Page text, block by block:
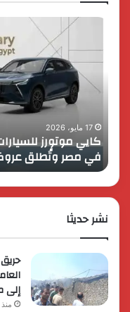
للسيارات
بمرور
انطلاقها
في
مصر
وتُطلق
عروضاً
ترويجية
حصرية
17 مايو، 2026
كايي موتورز
في مصر وتُطلق
نشر حديثا
إلى